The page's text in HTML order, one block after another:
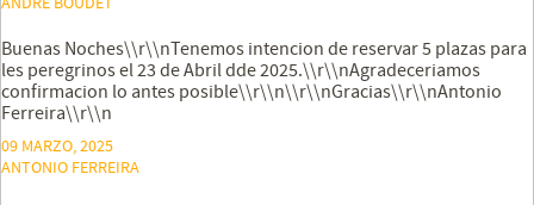
Buenas Noches\\r\\nTenemos intencion de reservar 5 plazas para
les peregrinos el 23 de Abril dde 2025.\\r\\nAgradeceriamos
confirmacion lo antes posible\\r\\n\\r\\nGracias\\r\\nAntonio
Ferreira\\r\\n
09 MARZO, 2025
ANTONIO FERREIRA